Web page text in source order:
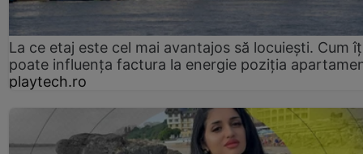
La ce etaj este cel mai avantajos să locuiești. Cum
poate influența factura la energie poziția
playtech.ro